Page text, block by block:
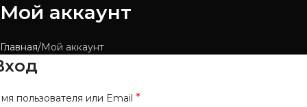
Мой аккаунт
Главная Мой аккаунт
пользователя или Email *